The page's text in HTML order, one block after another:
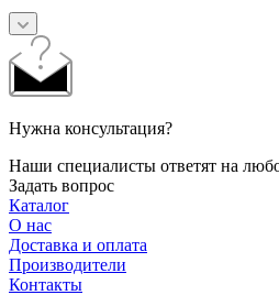
Нужна консультация?
Наши специалисты ответят на
Задать вопрос
Каталог
О нас
Доставка и оплата
Производители
Контакты